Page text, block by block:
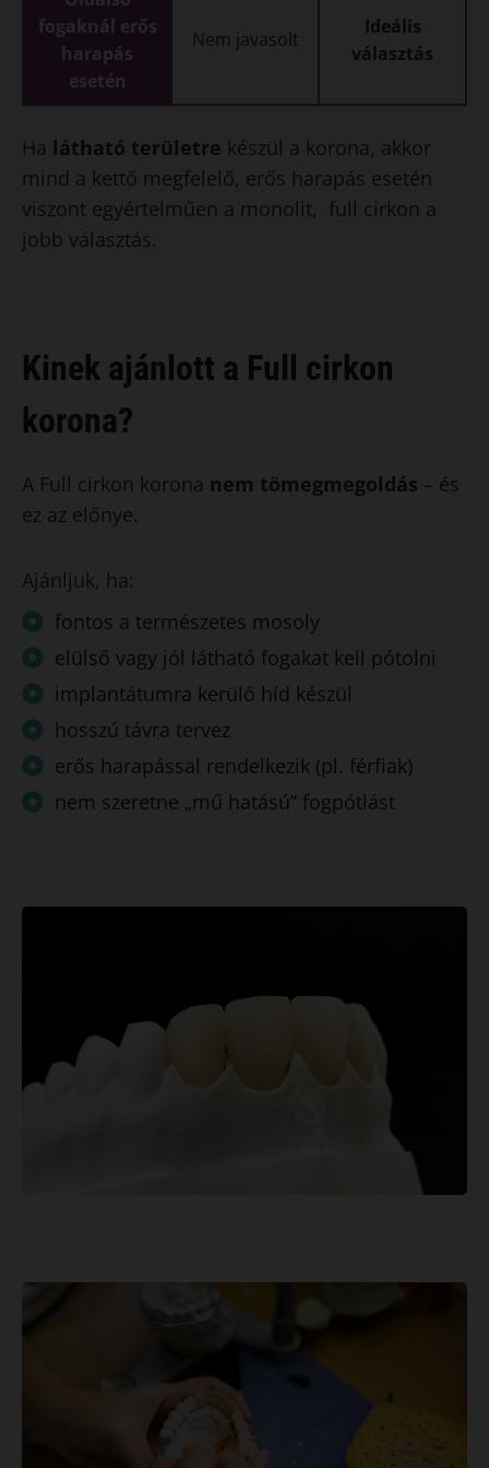
fogaknál erős
harapás
esetén
Nem javasolt
Ideális
választás
Ha látható területre készül a korona, akkor
mind a kettő megfelelő, erős harapás esetén
viszont egyértelműen a monolit, full cirkon a
jobb választás.
Kinek ajánlott a Full cirkon
korona?
A Full cirkon korona nem tömegmegoldás – és
ez az előnye.
Ajánljuk, ha:
fontos a természetes mosoly
elülső vagy jól látható fogakat kell pótolni
implantátumra kerülő híd készül
hosszú távra tervez
erős harapással rendelkezik (pl. férfiak)
nem szeretne „mű hatású” fogpótlást